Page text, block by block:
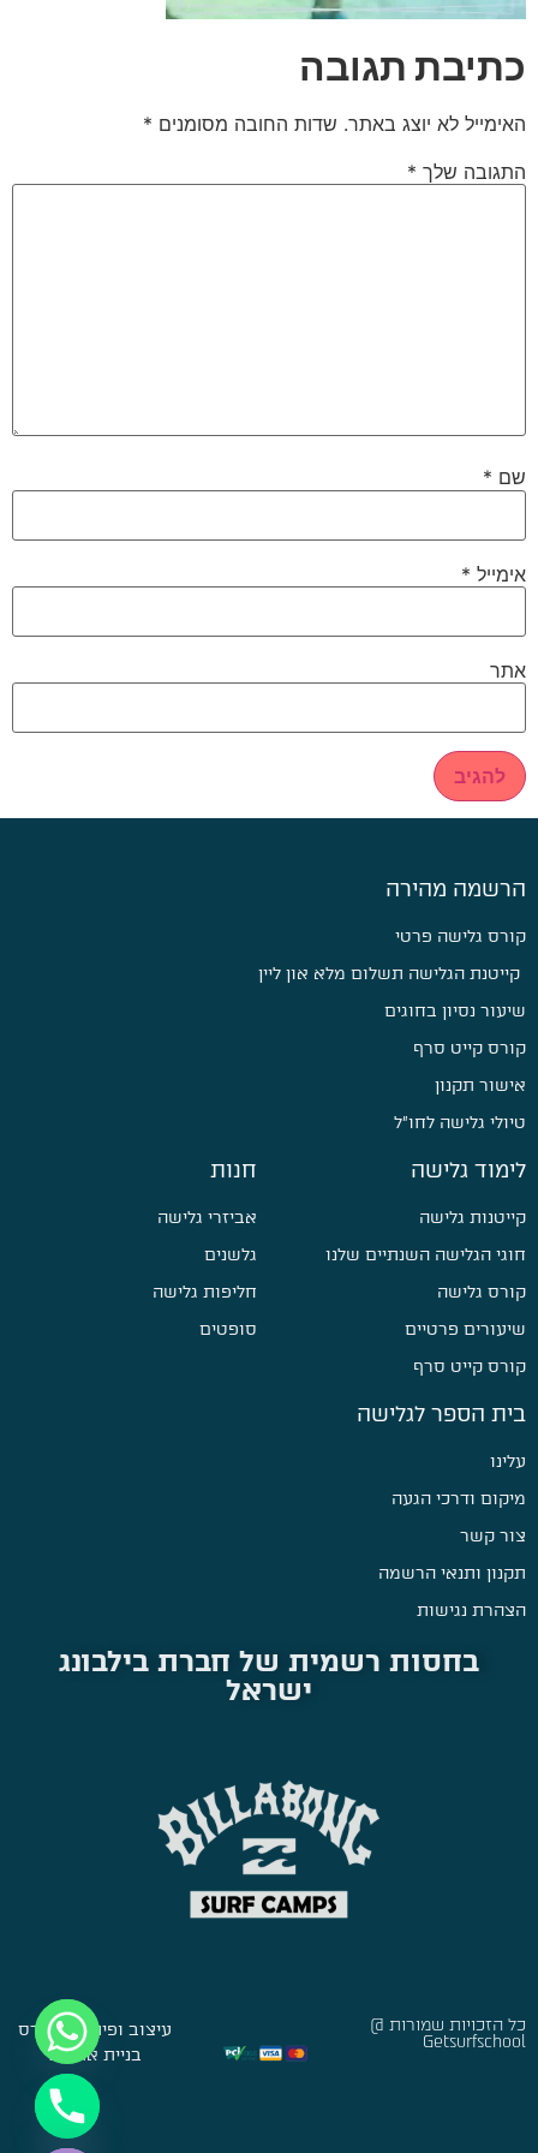
כתיבת תגובה
האימייל לא יוצג באתר. שדות החובה מסומנים *
התגובה שלך *
שם *
אימייל *
אתר
הרשמה מהירה
קורס גלישה פרטי
קייטנת הגלישה תשלום מלא און ליין
שיעור נסיון בחוגים
קורס קייט סרף
אישור תקנון
טיולי גלישה לחו״ל
לימוד גלישה
קייטנות גלישה
חוגי הגלישה השנתיים שלנו
קורס גלישה
שיעורים פרטיים
קורס קייט סרף
חנות
אביזרי גלישה
גלשנים
חליפות גלישה
סופטים
בית הספר לגלישה
עלינו
מיקום ודרכי הגעה
צור קשר
תקנון ותנאי הרשמה
הצהרת נגישות
בחסות רשמית של חברת בילבונג
ישראל
כל הזכויות שמורות @
Getsurfschool
עיצוב ופיתוח:סברס
בניית אתרים
Hide chaty